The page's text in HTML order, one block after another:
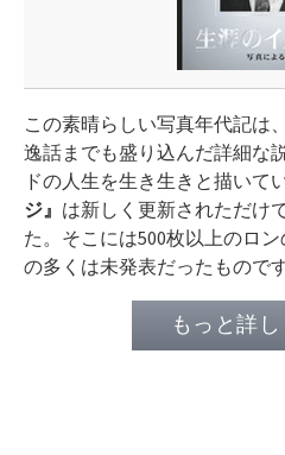
この素晴らしい写真年代記は
逸話までも盛り込んだ詳細な
ドの人生を生き生きと描いて
ジ』 は新しく更新されただけ
た。そこには500枚以上のロ
の多くは未発表だったものです
もっと詳